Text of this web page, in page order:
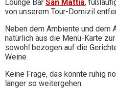
Lounge Bar San Mattia,
von unserem Tour-Domizil
Neben dem Ambiente und dem
natürlich aus die Menü-Karte
sowohl bezogen auf die
Weine.
Keine Frage, das könnte ruhig
länger so weitergehen.